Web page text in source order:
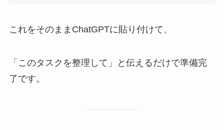
これをそのままChatGPTに貼り付けて、
「このタスクを整理して」と伝えるだけで準備完
了です。